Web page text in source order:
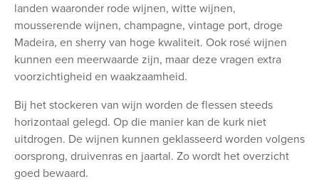
landen waaronder rode wijnen, witte wijnen,
mousserende wijnen, champagne, vintage port, droge
Madeira, en sherry van hoge kwaliteit. Ook rosé wijnen
kunnen een meerwaarde zijn, maar deze vragen extra
voorzichtigheid en waakzaamheid.
Bij het stockeren van wijn worden de flessen steeds
horizontaal gelegd. Op die manier kan de kurk niet
uitdrogen. De wijnen kunnen geklasseerd worden volgens
oorsprong, druivenras en jaartal. Zo wordt het overzicht
goed bewaard.